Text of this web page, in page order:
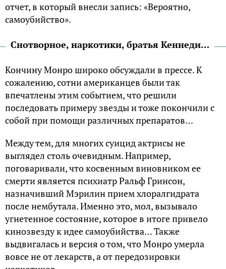
отчет, в который внесли запись: «Вероятно,
самоубийство».
Снотворное, наркотики, братья Кеннеди…
Кончину Монро широко обсуждали в прессе. К
сожалению, сотни американцев были так
впечатлены этим событием, что решили
последовать примеру звезды и тоже покончили с
собой при помощи различных препаратов…
Между тем, для многих суицид актрисы не
выглядел столь очевидным. Например,
поговаривали, что косвенным виновником ее
смерти является психиатр Ральф Гринсон,
назначивший Мэрилин прием хлоралгидрата
после нембутала. Именно это, мол, вызывало
угнетенное состояние, которое в итоге привело
кинозвезду к идее самоубийства… Также
выдвигалась и версия о том, что Монро умерла
вовсе не от лекарств, а от передозировки